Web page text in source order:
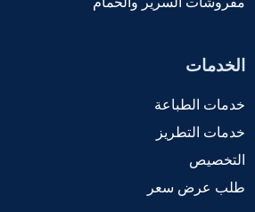
الخدمات
خدمات الطباعة
خدمات التطريز
التخصيص
طلب عرض سعر